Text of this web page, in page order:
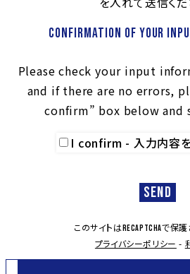
Confirmation of your
Please check your input
and if there are no errors,
confirm” box below and
I confirm - 入力内容
このサイトはreCAPTCHAで保護
プライバシーポリシー -